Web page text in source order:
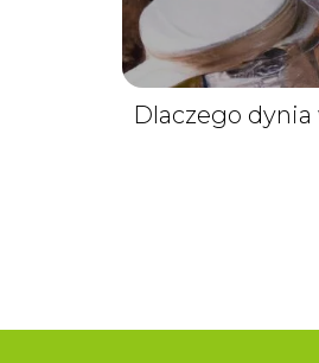
Dlaczego dynia